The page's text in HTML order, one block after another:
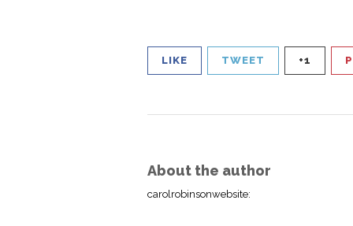
LIKE TWEET +1
About the author
carolrobinsonwebsite: